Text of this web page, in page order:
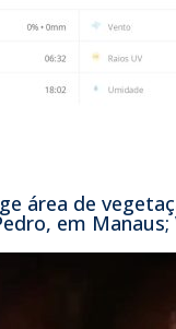
área de
em Manaus;